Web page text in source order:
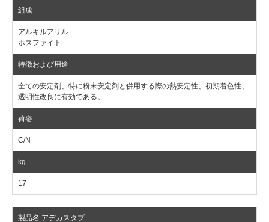
アルキルアリル
ホスファイト
全ての安定剤、特に粉末安定剤と併用する際の熱安定性、初期着色性、
透明性改良に有効である。
C/N
17